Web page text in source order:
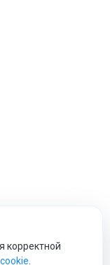
корректной